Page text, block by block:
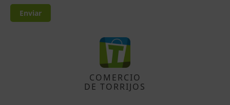
Enviar
COMERCIO
DE TORRIJOS